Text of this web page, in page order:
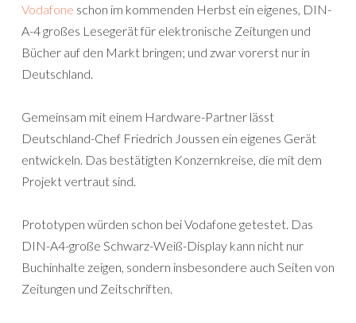
Vodafone schon im kommenden Herbst ein eigenes, DIN-
A-4 großes Lesegerät für elektronische Zeitungen und
Bücher auf den Markt bringen; und zwar vorerst nur in
Deutschland.
Gemeinsam mit einem Hardware-Partner lässt
Deutschland-Chef Friedrich Joussen ein eigenes Gerät
entwickeln. Das bestätigten Konzernkreise, die mit dem
Projekt vertraut sind.
Prototypen würden schon bei Vodafone getestet. Das
DIN-A4-große Schwarz-Weiß-Display kann nicht nur
Buchinhalte zeigen, sondern insbesondere auch Seiten von
Zeitungen und Zeitschriften.